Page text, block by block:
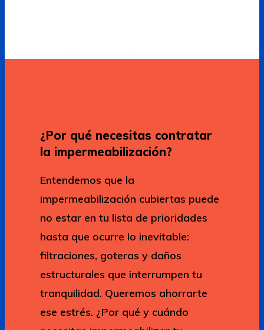
¿Por qué necesitas contratar
la impermeabilización?
Entendemos que la
impermeabilización cubiertas puede
no estar en tu lista de prioridades
hasta que ocurre lo inevitable:
filtraciones, goteras y daños
estructurales que interrumpen tu
tranquilidad. Queremos ahorrarte
ese estrés. ¿Por qué y cuándo